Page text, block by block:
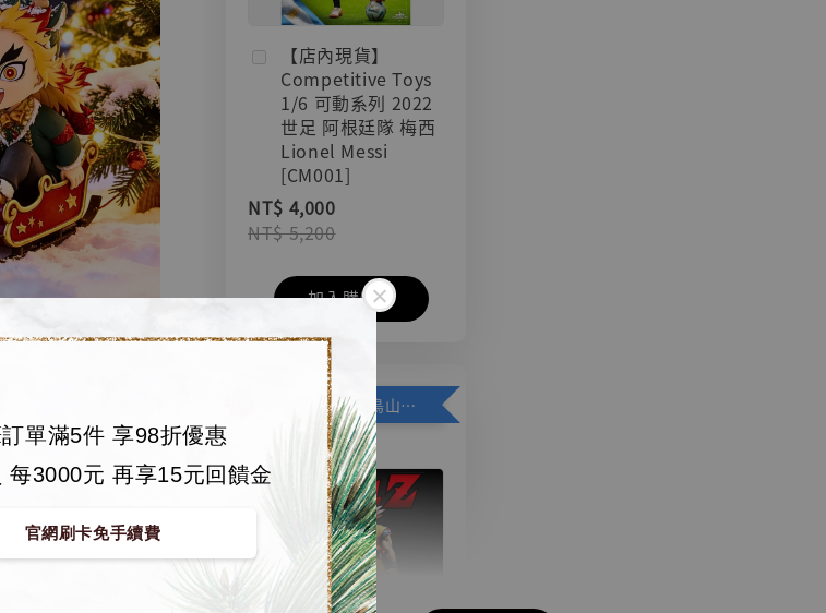
單滿5件 享98折優惠
每3000元 再享15元回饋金
官網刷卡免手續費
【店內現貨】
Competitive Toys
1/6 可動系列 2022
世足 阿根廷隊 梅西
Lionel Messi
[CM001]
NT$ 4,000
NT$ 5,200
加入購物車
加購優惠【悟空 鳥山明紀念款 [奇蹟工作室]】